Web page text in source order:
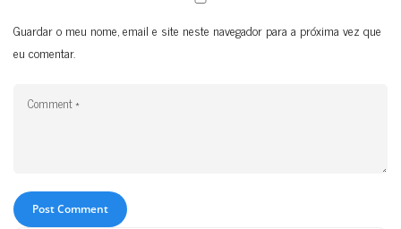
Guardar o meu nome, email e site neste navegador para a próxima vez que
eu comentar.